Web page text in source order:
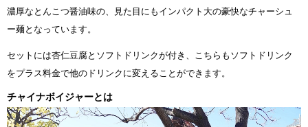
濃厚なとんこつ醤油味の、見た目にもインパクト大の豪快なチャーシュ
ー麺となっています。
セットには杏仁豆腐とソフトドリンクが付き、こちらもソフトドリンク
をプラス料金で他のドリンクに変えることができます。
チャイナボイジャーとは